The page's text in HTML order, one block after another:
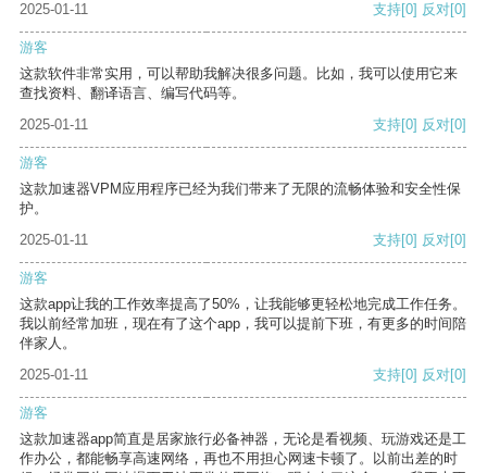
2025-01-11 支持[0] 反对[0]
游客
这款软件非常实用，可以帮助我解决很多问题。比如，我可以使用它来
查找资料、翻译语言、编写代码等。
2025-01-11
支持[0] 反对[0]
游客
这款加速器VPM应用程序已经为我们带来了无限的流畅体验和安全性保
护。
2025-01-11
支持[0] 反对[0]
游客
这款app让我的工作效率提高了50%，让我能够更轻松地完成工作任务。
我以前经常加班，现在有了这个app，我可以提前下班，有更多的时间陪
伴家人。
2025-01-11
支持[0] 反对[0]
游客
这款加速器app简直是居家旅行必备神器，无论是看视频、玩游戏还是工
作办公，都能畅享高速网络，再也不用担心网速卡顿了。以前出差的时